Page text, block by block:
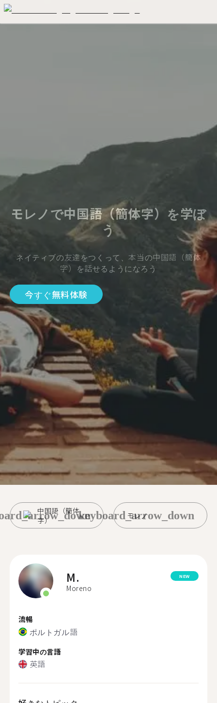
モレノで中国語（簡体字）を学ぼ
う
ネイティブの友達をつくって、本当の中国語（簡体
字）を話せるようになろう
今すぐ無料体験
中国語（簡体
字）
モレノ
keyboard_arrow_down
M.
Moreno
NEW
流暢
ポルトガル語
学習中の言語
英語